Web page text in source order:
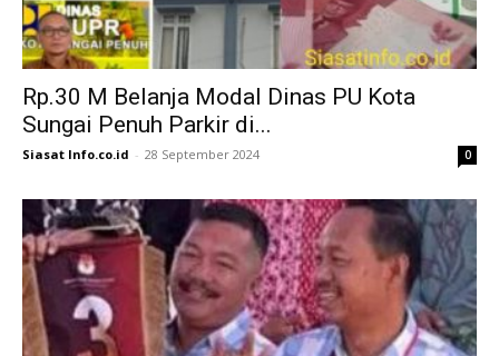
Rp.30 M Belanja Modal Dinas PU Kota
Sungai Penuh Parkir di...
Siasat Info.co.id - 28 September 2024 0